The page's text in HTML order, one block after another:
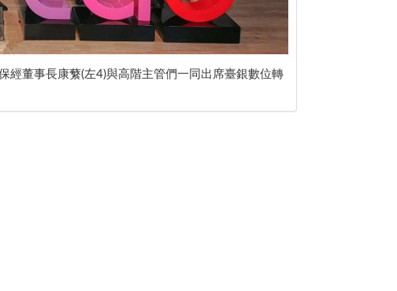
經董事長康蘩(左4)與高階主管們一同出席臺銀數位轉